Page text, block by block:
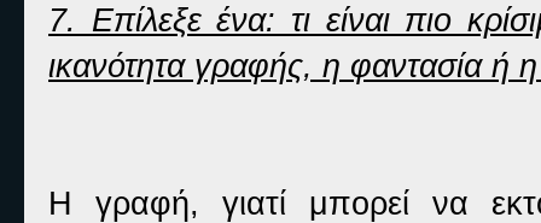
7. Επίλεξε ένα: τι είναι πιο
ικανότητα γραφής, η φαντασία ή
Η γραφή, γιατί μπορεί να